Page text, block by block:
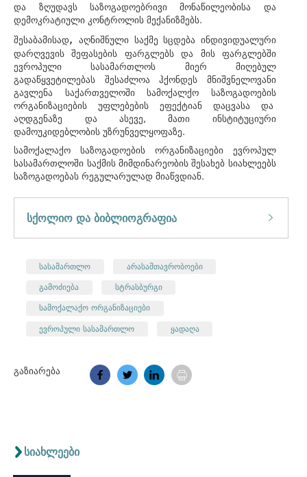
და ზღუდავს საზოგადოებრივი მონაწილეობისა და
დემოკრატიული კონტროლის მექანიზმებს.
შესაბამისად, აღნიშნული საქმე სცდება ინდივიდუალური
დარღვევის შეფასების ფარგლებს და მის ფარგლებში
ევროპული სასამართლოს მიერ მიღებულ
გადაწყვეტილებას შესაძლოა ჰქონდეს მნიშვნელოვანი
გავლენა საქართველოში სამოქალქო საზოგადოების
ორგანიზაციების უფლებების ეფექტიან დაცვასა და
აღდგენაზე და ასევე, მათი ინსტიტუციური
დამოუკიდებლობის უზრუნველყოფაზე.
სამოქალაქო საზოგადოების ორგანიზაციები ევროპულ
სასამართლოში საქმის მიმდინარეობის შესახებ სიახლეებს
საზოგადოებას რეგულარულად მიაწვდიან.
სქოლიო და ბიბლიოგრაფია
სასამართლო არასამთავრობოები
გამოძიება სტრასბურგი
სამოქალაქო ორგანიზაციები
ევროპული სასამართლო ყადაღა
გაზიარება
სიახლეები